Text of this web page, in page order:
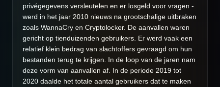
privégegevens versleutelen en er losgeld voor vragen -
werd in het jaar 2010 nieuws na grootschalige uitbraken
zoals WannaCry en Cryptolocker. De aanvallen waren
gericht op tienduizenden gebruikers. Er werd vaak een
relatief klein bedrag van slachtoffers gevraagd om hun
bestanden terug te krijgen. In de loop van de jaren nam
deze vorm van aanvallen af. In de periode 2019 tot
2020 daalde het totale aantal gebruikers dat te maken